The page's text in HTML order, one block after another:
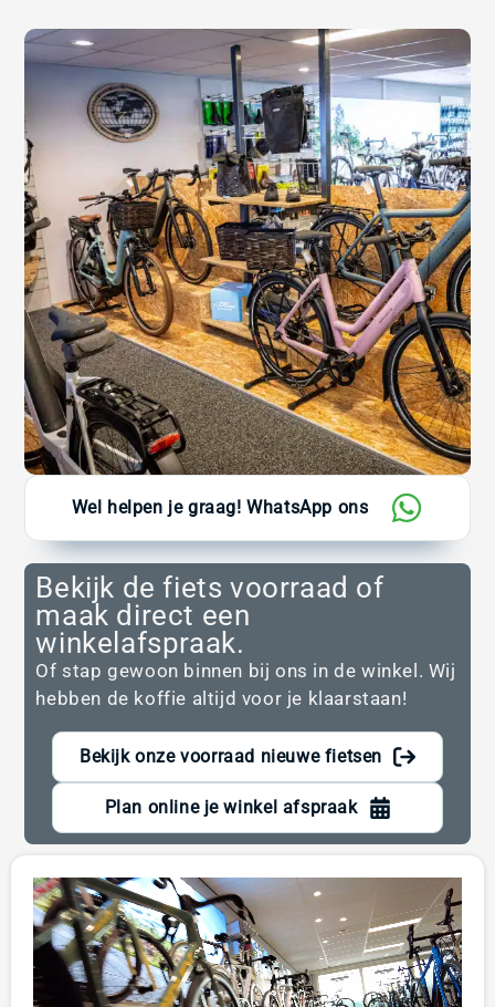
Wel helpen je graag! WhatsApp ons
Bekijk de fiets voorraad of
maak direct een
winkelafspraak.
Of stap gewoon binnen bij ons in de winkel. Wij
hebben de koffie altijd voor je klaarstaan!
Bekijk onze voorraad nieuwe fietsen
Plan online je winkel afspraak